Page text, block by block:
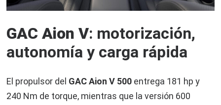
GAC Aion V: motorización,
autonomía y carga rápida
El propulsor del GAC Aion V 500 entrega 181 hp y
240 Nm de torque, mientras que la versión 600